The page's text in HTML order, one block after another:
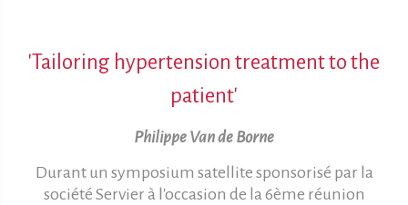
'Tailoring hypertension treatment to the
patient'
Philippe Van de Borne
Durant un symposium satellite sponsorisé par la
société Servier à l'occasion de la 6ème réunion